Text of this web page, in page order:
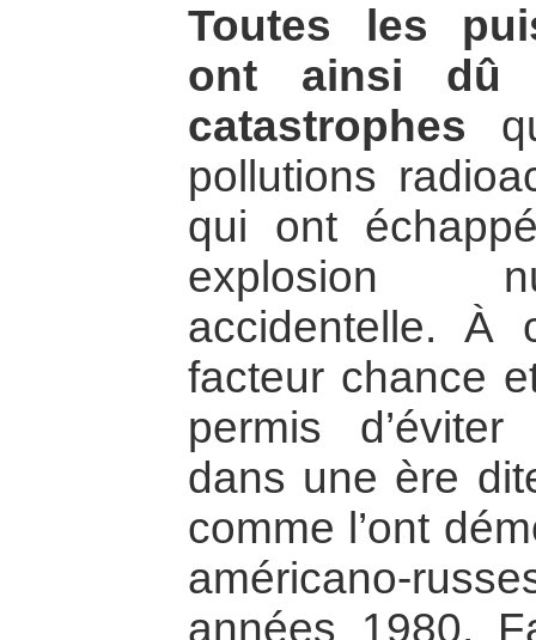
Toutes les
ont ainsi dû
catastrophes
pollutions
qui ont
explosion
accidentelle. À
facteur chance
permis
dans une ère
comme l’ont
américano-
années 1980.